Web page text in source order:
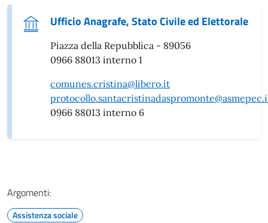
Ufficio Anagrafe, Stato Civile ed Elettorale
Piazza della Repubblica - 89056
0966 88013 interno 1
comunes.cristina@libero.it
0966 88013 interno 6
Argomenti:
Assistenza sociale